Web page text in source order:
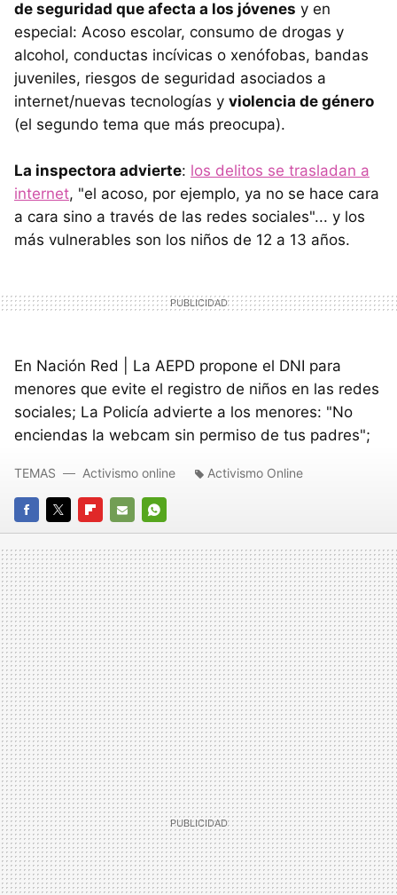
de seguridad que afecta a los jóvenes y en
especial: Acoso escolar, consumo de drogas y
alcohol, conductas incívicas o xenófobas, bandas
juveniles, riesgos de seguridad asociados a
internet/nuevas tecnologías y violencia de género
(el segundo tema que más preocupa).
La inspectora advierte: los delitos se trasladan a
internet, "el acoso, por ejemplo, ya no se hace cara
a cara sino a través de las redes sociales"... y los
más vulnerables son los niños de 12 a 13 años.
En Nación Red | La AEPD propone el DNI para
menores que evite el registro de niños en las redes
sociales; La Policía advierte a los menores: "No
enciendas la webcam sin permiso de tus padres";
FACEBOOK
TWITTERFLIPBOARD
E-
MAIL
WHATSAPP
TEMAS Activismo online Activismo Online